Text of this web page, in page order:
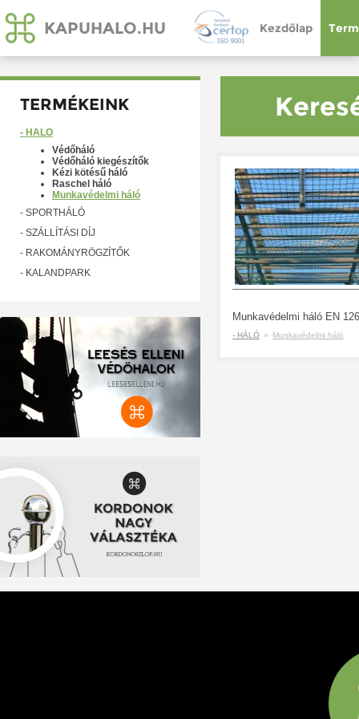
KAPUHALO.HU Kezdőlap
TERMÉKEINK
- HÁLÓ
Védőháló
Védőháló kiegészítők
Kézi kötésű háló
Raschel háló
Munkavédelmi háló
- SPORTHÁLÓ
- SZÁLLÍTÁSI DÍJ
- RAKOMÁNYRÖGZÍTŐK
- KALANDPARK
Munkavédelmi háló EN
- HÁLÓ » Munkavédelmi háló